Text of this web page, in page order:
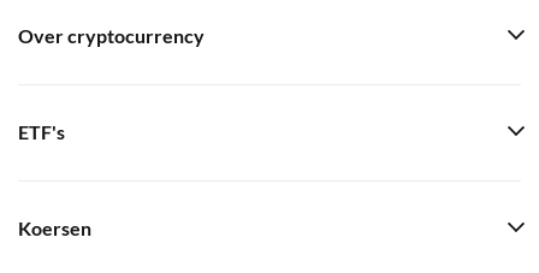
Over cryptocurrency
ETF's
Koersen